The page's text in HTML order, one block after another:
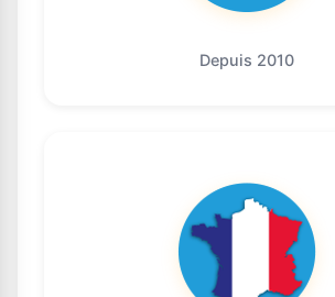
Depuis 2010